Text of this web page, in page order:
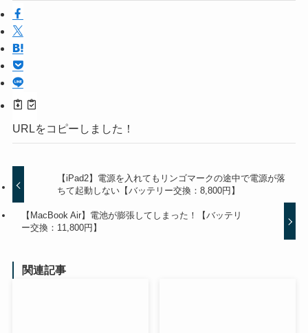
URLをコピーしました！
【iPad2】電源を入れてもリンゴマークの途中で電源が落
ちて起動しない【バッテリー交換：8,800円】
【MacBook Air】電池が膨張してしまった！【バッテリ
ー交換：11,800円】
関連記事